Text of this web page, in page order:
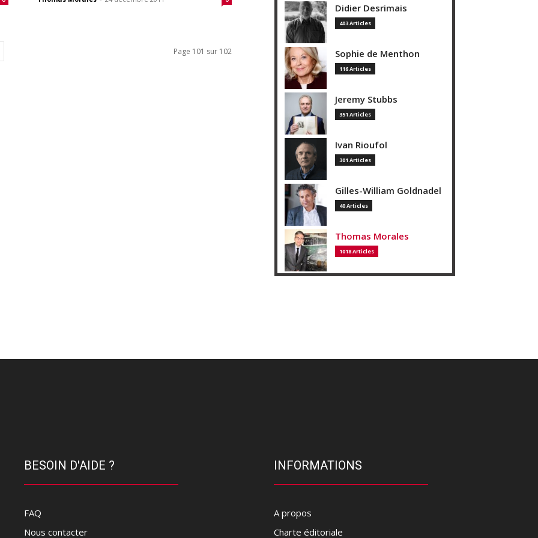
Page 101 sur 102
Didier Desrimais
403 Articles
Sophie de Menthon
116 Articles
Jeremy Stubbs
351 Articles
Ivan Rioufol
301 Articles
Gilles-William Goldnadel
40 Articles
Thomas Morales
1018 Articles
BESOIN D'AIDE ?
FAQ
Nous contacter
INFORMATIONS
A propos
Charte éditoriale